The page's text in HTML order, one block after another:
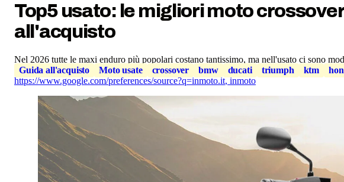
Top5 usato: le migliori moto
all'acquisto
Nel 2026 tutte le maxi enduro più popolari costano tantissimo, ma nell'usato ci sono
Guida all'acquisto
Moto usate crossover bmw ducati triumph ktm
https://www.google.com/preferences/source?q=inmoto.it,inmoto